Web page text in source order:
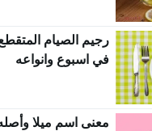
رجيم الصيام
في اسبوع وانواعه